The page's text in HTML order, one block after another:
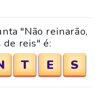
"Não reinarão,
reis" é:
T E S